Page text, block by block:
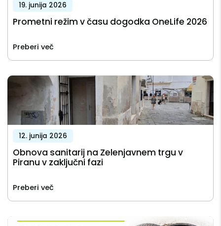
19. junija 2026
Prometni režim v času dogodka OneLife 2026
Preberi več
12. junija 2026
Obnova sanitarij na Zelenjavnem trgu v
Piranu v zaključni fazi
Preberi več